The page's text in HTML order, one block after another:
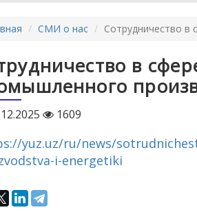
СМИ о нас Сотрудничество в
в
1609
yuz.uz/ru/news/
i-energetiki